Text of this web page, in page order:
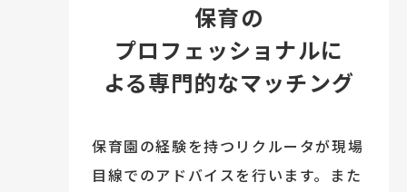
保育の
プロフェッショナルに
よる専門的なマッチング
保育園の経験を持つリクルータが現場
目線でのアドバイスを行います。また